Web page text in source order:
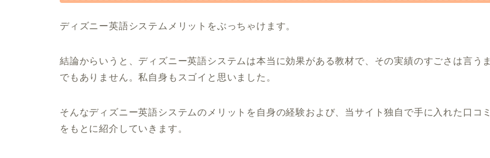
ディズニー英語システムメリットをぶっちゃけます。
結論からいうと、ディズニー英語システムは本当に効果がある教材で、その実績のすごさは言うま
でもありません。私自身もスゴイと思いました。
そんなディズニー英語システムのメリットを自身の経験および、当サイト独自で手に入れた口コミ
をもとに紹介していきます。